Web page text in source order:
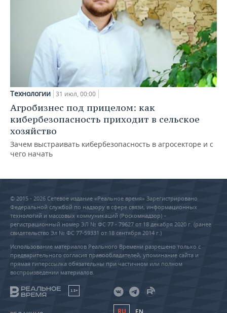
Технологии 31 июл, 00:00
Агробизнес под прицелом: как
кибербезопасность приходит в сельское
хозяйство
Зачем выстраивать кибербезопасность в агросекторе и с
чего начать
© 2015 - 2026 Сетевое издание «Реальное время» Зарегистрировано
Федеральной службой по надзору в сфере связи, информационных
технологий и массовых коммуникаций (Роскомнадзор) –
регистрационный номер ЭЛ № ФС 77 - 79627 от 18 декабря 2020 г. (ранее
свидетельство Эл № ФС 77-59331 от 18 сентября 2014 г.)
Использование материалов Реального Времени разрешено только с
предварительного согласия правообладателей, упоминание сайта и
прямая гиперссылка обязательны при частичном или полном
воспроизведении материалов.
18+
RU